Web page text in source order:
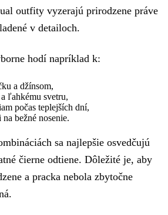
outfity vyzerajú prirodzene práve
v detailoch.
hodí napríklad k:
a džínsom,
ľahkému svetru,
počas teplejších dní,
bežné nosenie.
sa najlepšie osvedčujú
čierne odtiene. Dôležité je, aby
a pracka nebola zbytočne